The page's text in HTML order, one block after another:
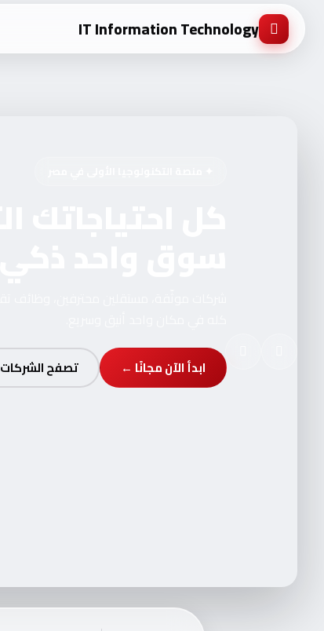
IT Information Technology
ابدأ الآن مجانًا ← تصفح الشركات